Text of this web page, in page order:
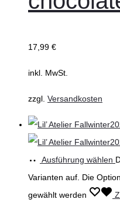
17,99 €
inkl. MwSt.
zzgl. Versandkosten
Ausführung wählen
Varianten auf. Die
gewählt werden